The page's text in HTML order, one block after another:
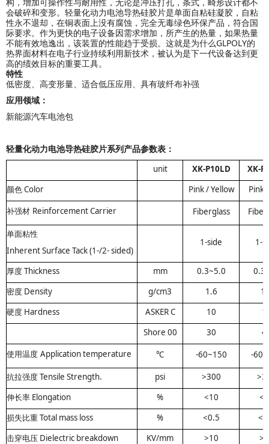
会破碎和变形。 轻量化动力电池导热硅胶片是单面自粘硅凝胶，自粘
性永不退却，在铜表面上没有腐蚀，完全无毒绿色环保产品，符合国
际要求。作为更快的电子设备因需求增加，所产生的热量，如果热量
不能有效地逸出，该装置的性能趋于受损。这就是为什么GLPOLY的
热界面材料在电子行业持续利用新技术，被认为是下一代设备达到更
高的绩效目标的重要工具。
特性
低密度、高变形量、适合低压应用、具有玻纤布补强
应用领域：
新能源汽车电池包
轻量化动力电池导热硅胶片系列产品参数表：
unit XK-P10LD
XK-
颜色Color Pink / Yellow Pink /
补强材 Reinforcement Carrier Fiberglass
单面粘性
Inherent Surface Tack (1-/2- sided)
1-side 1-
厚度 Thickness mm 0.3~5.0
密度 Density
g/cm3 1.6
硬度 Hardness
ASKER C 10
Shore 00
30
使用温度 Application temperature ℃ -60~150 -
抗拉强度 Tensile Strength. psi >300
伸长率 Elongation
% <10
损失比重 Total mass loss
% <0.5
击穿电压 Dielectric breakdown
KV/mm >10